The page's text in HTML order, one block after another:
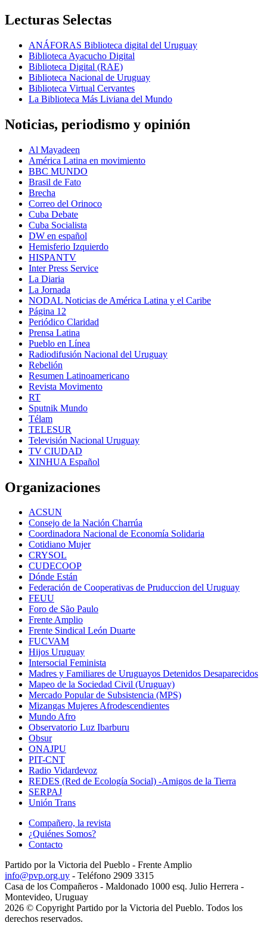
Lecturas Selectas
ANÁFORAS Biblioteca digital del Uruguay
Biblioteca Ayacucho Digital
Biblioteca Digital (RAE)
Biblioteca Nacional de Uruguay
Biblioteca Virtual Cervantes
La Biblioteca Más Liviana del Mundo
Noticias, periodismo y opinión
Al Mayadeen
América Latina en movimiento
BBC MUNDO
Brasil de Fato
Brecha
Correo del Orinoco
Cuba Debate
Cuba Socialista
DW en español
Hemisferio Izquierdo
HISPANTV
Inter Press Service
La Diaria
La Jornada
NODAL Noticias de América Latina y el Caribe
Página 12
Periódico Claridad
Prensa Latina
Pueblo en Línea
Radiodifusión Nacional del Uruguay
Rebelión
Resumen Latinoamericano
Revista Movimento
RT
Sputnik Mundo
Télam
TELESUR
Televisión Nacional Uruguay
TV CIUDAD
XINHUA Español
Organizaciones
ACSUN
Consejo de la Nación Charrúa
Coordinadora Nacional de Economía Solidaria
Cotidiano Mujer
CRYSOL
CUDECOOP
Dónde Están
Federación de Cooperativas de Pruduccion del Uruguay
FEUU
Foro de São Paulo
Frente Amplio
Frente Sindical León Duarte
FUCVAM
Hijos Uruguay
Intersocial Feminista
Madres y Familiares de Uruguayos Detenidos Desaparecidos
Mapeo de la Sociedad Civil (Uruguay)
Mercado Popular de Subsistencia (MPS)
Mizangas Mujeres Afrodescendientes
Mundo Afro
Observatorio Luz Ibarburu
Obsur
ONAJPU
PIT-CNT
Radio Vidardevoz
REDES (Red de Ecología Social) -Amigos de la Tierra
SERPAJ
Unión Trans
Compañero, la revista
¿Quiénes Somos?
Contacto
Partido por la Victoria del Pueblo - Frente Amplio
info@pvp.org.uy - Teléfono 2909 3315
Casa de los Compañeros - Maldonado 1000 esq. Julio Herrera -
Montevideo, Uruguay
2026 © Copyright Partido por la Victoria del Pueblo. Todos los
derechos reservados.